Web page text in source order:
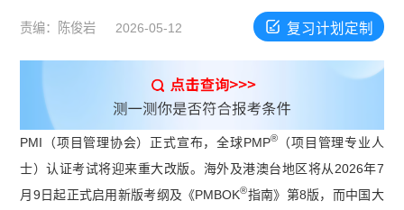
责编：陈俊岩 2026-05-12 复习计划定制
PMI（项目管理协会）正式宣布，全球PMP®（项目管理专业人
士）认证考试将迎来重大改版。海外及港澳台地区将从2026年7
月9日起正式启用新版考纲及《PMBOK®指南》第8版，而中国大